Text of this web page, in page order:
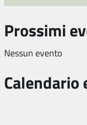
Prossimi
Nessun evento
Calendario